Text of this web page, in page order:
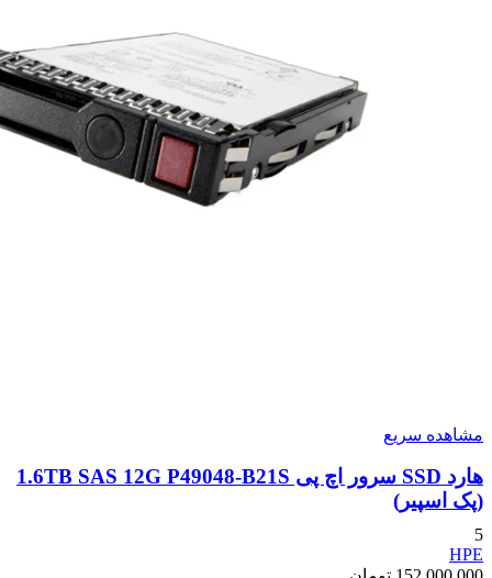
مشاهده سریع
هارد SSD سرور اچ پی 1.6TB SAS 12G P49048-B21S
(پک اسپیر)
5
HPE